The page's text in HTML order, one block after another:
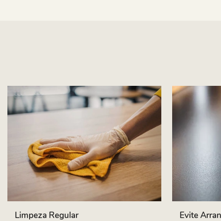
Limpeza Regular Evite